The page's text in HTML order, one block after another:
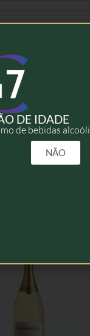
DE IDADE
de bebidas
NÃO